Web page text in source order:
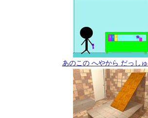
あのこの へやから だっしゅ